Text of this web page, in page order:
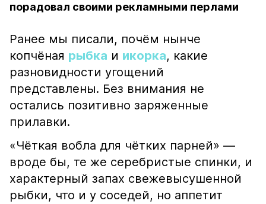
порадовал своими рекламными перлами
Ранее мы писали, почём нынче
копчёная рыбка и икорка, какие
разновидности угощений
представлены. Без внимания не
остались позитивно заряженные
прилавки.
«Чёткая вобла для чётких парней» —
вроде бы, те же серебристые спинки, и
характерный запах свежевысушенной
рыбки, что и у соседей, но аппетит